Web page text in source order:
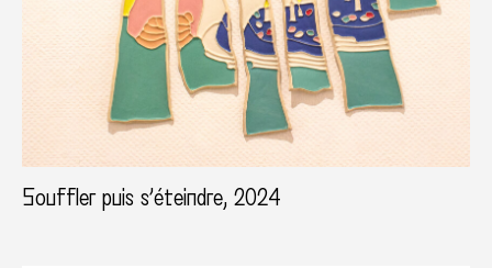
Souffler puis s’éteindre, 2024